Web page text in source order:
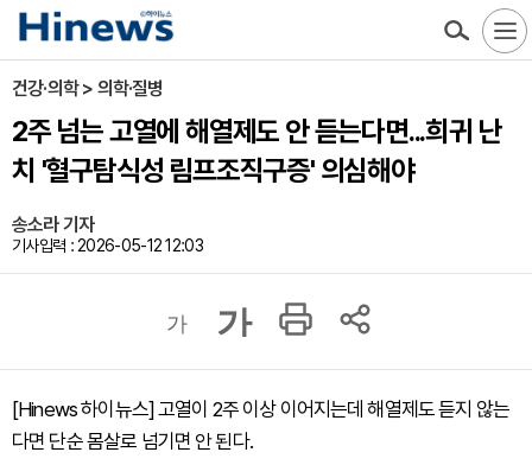
건강·의학 > 의학·질병
2주 넘는 고열에 해열제도 안 듣는다면...희귀 난
치 '혈구탐식성 림프조직구증' 의심해야
송소라 기자
기사입력 : 2026-05-12 12:03
가 가
[Hinews 하이뉴스] 고열이 2주 이상 이어지는데 해열제도 듣지 않는
다면 단순 몸살로 넘기면 안 된다.